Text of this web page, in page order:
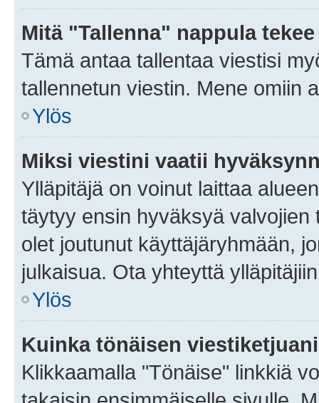
Mitä "Tallenna" nappula
Tämä antaa tallentaa viestisi
tallennetun viestin. Mene omiin
Ylös
Miksi viestini vaatii
Ylläpitäjä on voinut laittaa
täytyy ensin hyväksyä
olet joutunut käyttäjäryhmään,
julkaisua. Ota yhteyttä
Ylös
Kuinka tönäisen
Klikkaamalla "Tönäise" linkkiä